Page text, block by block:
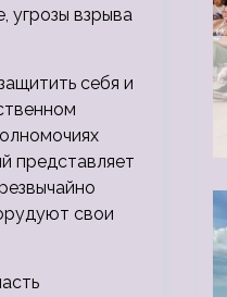
угрозы взрыва
себя и
представляет
свои